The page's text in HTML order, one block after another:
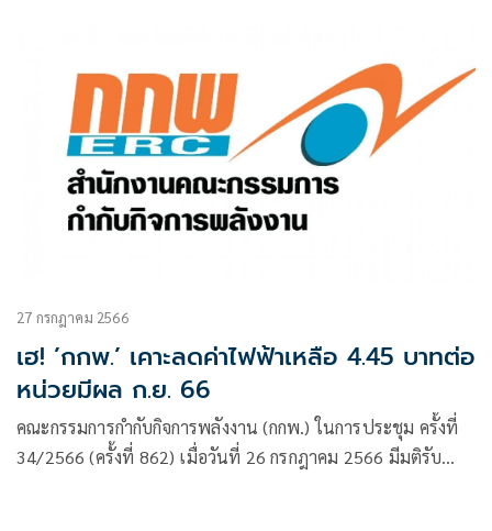
27 กรกฎาคม 2566
เฮ! ’กกพ.’ เคาะลดค่าไฟฟ้าเหลือ 4.45 บาทต่อ
หน่วยมีผล ก.ย. 66
คณะกรรมการกำกับกิจการพลังงาน (กกพ.) ในการประชุม ครั้งที่
34/2566 (ครั้งที่ 862) เมื่อวันที่ 26 กรกฎาคม 2566 มีมติรับ